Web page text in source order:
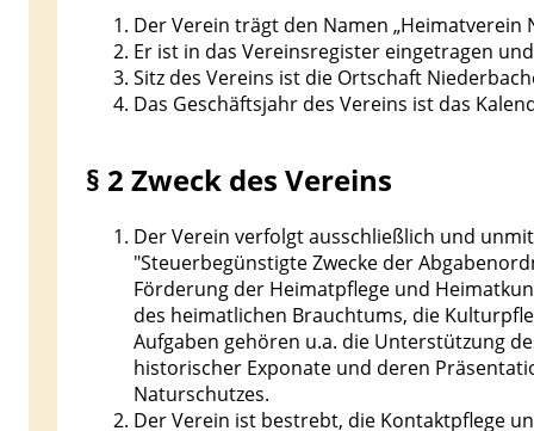
Der Verein trägt den Namen „Heimatverein
Er ist in das Vereinsregister eingetragen
Sitz des Vereins ist die Ortschaft
Das Geschäftsjahr des Vereins ist das
§ 2 Zweck des Vereins
Der Verein verfolgt ausschließlich und
"Steuerbegünstigte Zwecke der
Förderung der Heimatpflege und
des heimatlichen Brauchtums, die
Aufgaben gehören u.a. die Unterstützung
historischer Exponate und deren
Naturschutzes.
Der Verein ist bestrebt, die Kontaktpflege